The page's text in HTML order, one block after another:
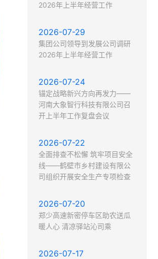
2026年上半年经营工作
2026-07-29
集团公司领导到发展公司调研
2026年上半年经营工作
2026-07-24
锚定战略新兴方向再发力——
河南大象智行科技有限公司召
开上半年工作复盘会议
2026-07-22
全面排查不松懈 筑牢项目安全
线——鹤壁市乡村建设有限公
司组织开展安全生产专项检查
2026-07-20
郑少高速新密停车区助农送瓜
暖人心 清凉驿站沁司乘
2026-07-17